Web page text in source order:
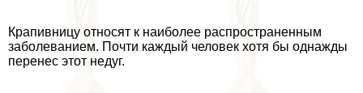
Крапивницу относят к наиболее распространенным
заболеванием. Почти каждый человек хотя бы однажды
перенес этот недуг.